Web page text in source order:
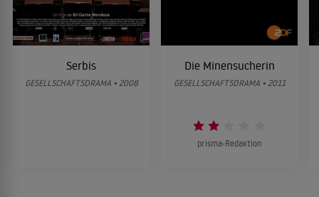
Serbis
GESELLSCHAFTSDRAMA • 2008
Die Minensucherin
GESELLSCHAFTSDRAMA • 2011
prisma-Redaktion